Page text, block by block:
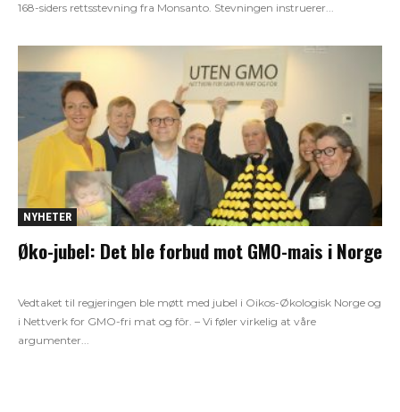
168-siders rettsstevning fra Monsanto. Stevningen instruerer...
NYHETER
Øko-jubel: Det ble forbud mot GMO-mais i Norge
Vedtaket til regjeringen ble møtt med jubel i Oikos-Økologisk Norge og
i Nettverk for GMO-fri mat og fôr. – Vi føler virkelig at våre
argumenter...